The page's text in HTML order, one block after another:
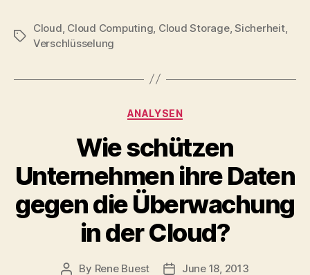
Tags
Cloud Cloud Computing Cloud Storage,Sicherheit,
Verschlüsselung
Categories
ANALYSEN
Wie schützen
Unternehmen ihre Daten
gegen die Überwachung
in der Cloud?
Post
By Rene Buest
PostJune 18, 2013